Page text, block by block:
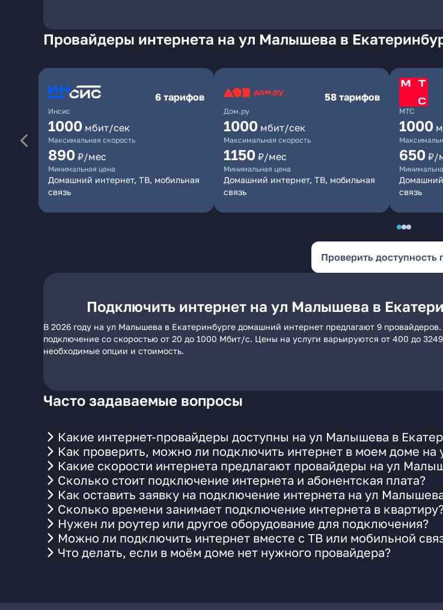
Провайдеры интернета на ул Малышева в
Инсис
6 тарифов
1000 мбит/сек
Максимальная скорость
890 ₽/мес
Минимальная цена
Домашний интернет, ТВ, мобильная
связь
Дом.ру
58 тарифов
1000 мбит/сек
Максимальная скорость
1150 ₽/мес
Минимальная цена
Домашний интернет, ТВ, мобильная
связь
МТС
1000
650 ₽/
Домашний
связь
Проверить доступность
Подключить интернет на ул Малышева в
В 2026 году на ул Малышева в Екатеринбурге домашний интернет предлагают 9
подключение со скоростью от 20 до 1000 Мбит/с. Цены на услуги варьируются от 400 до
необходимые опции и стоимость.
Часто задаваемые вопросы
Какие интернет-провайдеры доступны на ул Малышева в
Как проверить, можно ли подключить интернет в моем доме
Какие скорости интернета предлагают провайдеры на ул
Сколько стоит подключение интернета и абонентская плата?
Как оставить заявку на подключение интернета на ул
Сколько времени занимает подключение интернета в
Нужен ли роутер или другое оборудование для подключения?
Можно ли подключить интернет вместе с ТВ или мобильной
Что делать, если в моём доме нет нужного провайдера?